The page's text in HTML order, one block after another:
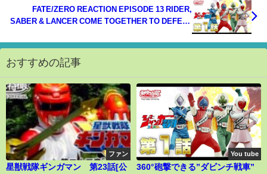
FATE/ZERO REACTION EPISODE 13 RIDER,
SABER & LANCER COME TOGETHER TO DEFEAT
おすすめの記事
ファン
星獣戦隊ギンガマン 第23話[公
You tube
360°砲撃できる”ダビンチ戦車”